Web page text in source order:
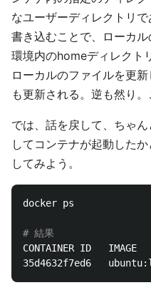
なユーザーディレクトリ
書き込むことで、ローカ
環境内のhomeディレクト
ローカルのファイルを更
も更新される。逆も然り
では、話を戻して、ちゃ
してコンテナが起動した
してみよう。
docker ps
# 結果
CONTAINER ID
35d4632f7ed6